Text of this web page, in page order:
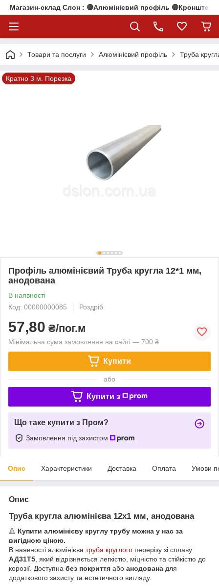
Магазин-склад Слон : 🔴Алюмінієвий профіль
Товари та послуги Алюмінієвий профіль Труба
Кратно 3 м. Порезка
Профіль алюмінієвий Труба кругла 12*1 мм,
анодована
В наявності
Код: 00000000085
Роздріб
57,80 ₴/пог.м
Мінімальна сума замовлення на сайті — 700 ₴
Купити
або
Купити з
Що таке купити з Пром?
Замовлення під захистом
Опис Характеристики Доставка Оплата Умови
Опис
Труба кругла алюмінієва 12х1 мм, анодована
🔺 Купити алюмінієву круглу трубу можна у нас за
вигідною ціною.
В наявності алюмінієва труба круглого перерізу зі сплаву
АД31Т5 , який відрізняється легкістю, міцністю та стійкістю до
корозії. Доступна без покриття або анодована для
додаткового захисту та естетичного вигляду.